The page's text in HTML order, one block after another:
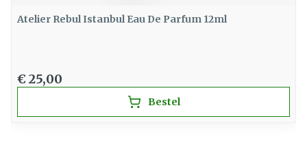
Atelier Rebul Istanbul Eau De Parfum 12ml
€ 25,00
Bestel